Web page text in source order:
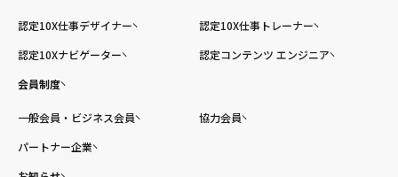
認定10X仕事デザイナー
認定10X仕事トレーナー
認定10Xナビゲーター
認定コンテンツ エンジニア
会員制度
一般会員・ビジネス会員
協力会員
パートナー企業